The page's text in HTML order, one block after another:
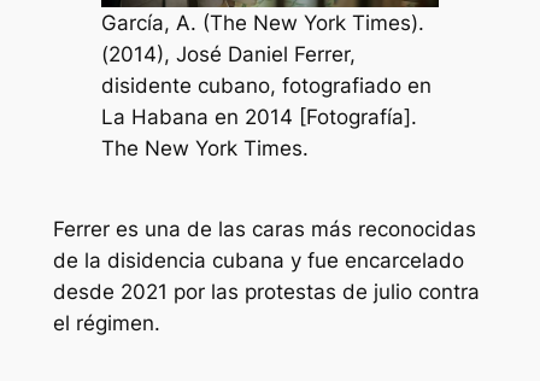
García, A. (The New York Times).
(2014), José Daniel Ferrer,
disidente cubano, fotografiado en
La Habana en 2014 [Fotografía].
The New York Times.
Ferrer es una de las caras más reconocidas
de la disidencia cubana y fue encarcelado
desde 2021 por las protestas de julio contra
el régimen.